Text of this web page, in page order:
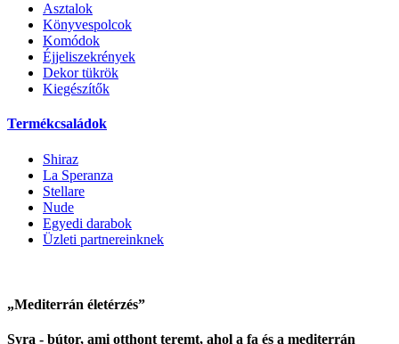
Asztalok
Könyvespolcok
Komódok
Éjjeliszekrények
Dekor tükrök
Kiegészítők
Termékcsaládok
Shiraz
La Speranza
Stellare
Nude
Egyedi darabok
Üzleti partnereinknek
„Mediterrán életérzés”
Syra - bútor, ami otthont teremt, ahol a fa és a mediterrán